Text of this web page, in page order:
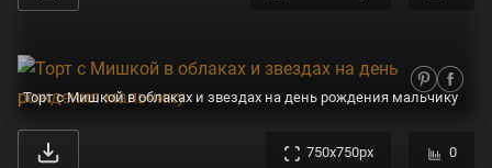
Торт с Мишкой в облаках и звездах на день рождения мальчику
750x750px 0